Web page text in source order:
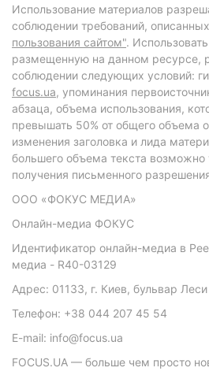
Использование материалов
соблюдении требований,
пользования сайтом".
размещенную на данном ресурсе,
соблюдении следующих условий:
focus.ua, упоминания
абзаца, объема использования,
превышать 50% от общего объема
изменения заголовка и лида
большего объема текста возможно
получения письменного
ООО «ФОКУС МЕДИА»
Онлайн-медиа ФОКУС
Идентификатор онлайн-медиа в
медиа - R40-03129
Адрес: 01133, г. Киев, бульвар
Телефон: +38 044 207 45 54
E-mail: info@focus.ua
FOCUS.UA — больше чем просто